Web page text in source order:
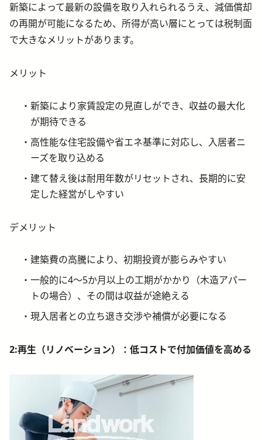
新築によって最新の設備を取り入れられるうえ、減価償却
の再開が可能になるため、所得が高い層にとっては税制面
で大きなメリットがあります。
メリット
新築により家賃設定の見直しができ、収益の最大化
が期待できる
高性能な住宅設備や省エネ基準に対応し、入居者ニ
ーズを取り込める
建て替え後は耐用年数がリセットされ、長期的に安
定した経営がしやすい
デメリット
建築費の高騰により、初期投資が膨らみやすい
一般的に4～5か月以上の工期がかかり（木造アパー
トの場合）、その間は収益が途絶える
現入居者との立ち退き交渉や補償が必要になる
2:再生（リノベーション）：低コストで付加価値を高める